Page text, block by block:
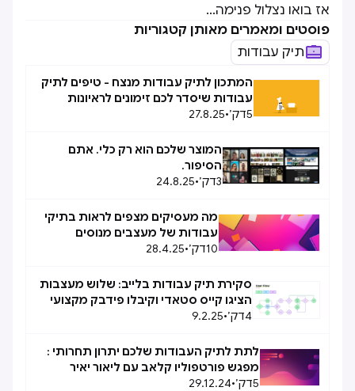
אז בואו נצלול פנימה...
פוסטים ומאמרים מאותן קטגוריות
תיק עבודות
המתכון לתיק עבודות מנצח - טיפים לתיק
עבודות שיסדר לכם זימונים לראיונות
5דק׳•
27.8.25
המוצר שלכם הוא רק כלי. אתם
הסיפור.
3דק׳•
24.8.25
מה מעסיקים מצפים לראות בתיקי
עבודות של מעצבים מנוסים
10דק׳•
28.4.25
סקירת תיק עבודות בלייב: שלוש מעצבות
הציגו קייס סטאדי וקיבלו פידבק מקצועי
4דק׳•
9.2.25
לתת לתיק העבודות שלכם יתרון תחרותי :
מפגש פורטפוליו קלאב עם ליאור יאיר
5דק׳•
29.12.24